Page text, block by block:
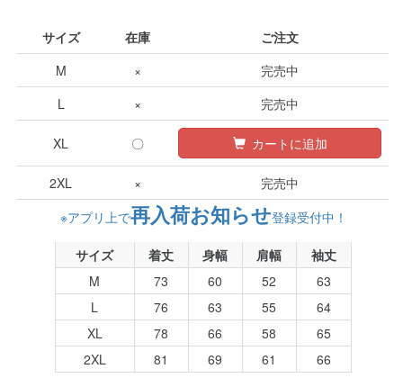
サイズ 在庫
ご注文
M
×
完売中
L
× 完売中
XL 〇 カートに追加
2XL ×
完売中
※アプリ上で再入荷お知らせ登録受付中！
サイズ 着丈 身幅 肩幅
袖丈
M
73 60 52
63
L
76 63 55
64
XL
78 66 58
65
2XL
81 69 61 66